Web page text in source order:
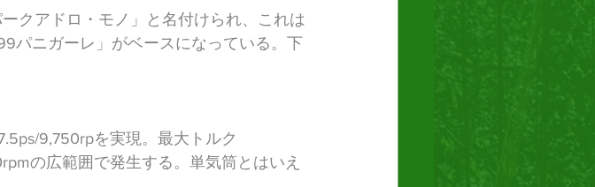
クアドロ・モノ」と名付けられ、これは
パニガーレ」がベースになっている。下
9,750rpを実現。最大トルク
の広範囲で発生する。単気筒とはいえ